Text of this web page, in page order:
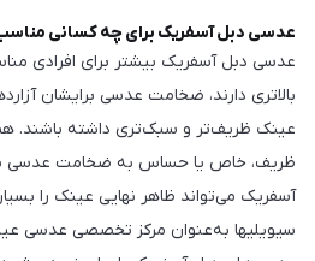
عدسی دبل آسفریک برای چه کسانی
عدسی دبل آسفریک بیشتر برای افرادی
بالاتری دارند، ضخامت عدسی برایشان
عینک ظریف‌تر و سبک‌تری داشته باشند.
ظریف، خاص یا حساس به ضخامت عدسی
آسفریک می‌تواند ظاهر نهایی عینک را
سیویلیها به‌عنوان مرکز تخصصی عدسی